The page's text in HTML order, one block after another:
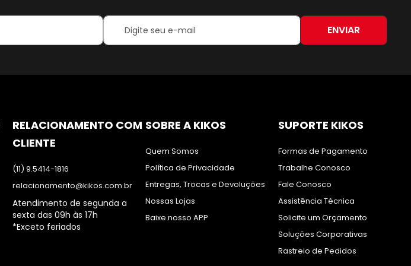
Inscreva-
na
ENVIAR
RELACIONAMENTO COM
CLIENTE
(11) 9.5414-1816
relacionamento@kikos.com.br
Atendimento de segunda a
sexta das 09h às 17h
*Exceto feriados
SOBRE A KIKOS
Quem Somos
Política de Privacidade
Entregas, Trocas e Devoluções
Nossas Lojas
Baixe nosso APP
SUPORTE KIKOS
Formas de Pagamento
Trabalhe Conosco
Fale Conosco
Assistência Técnica
Solicite um Orçamento
Soluções Corporativas
Rastreio de Pedidos